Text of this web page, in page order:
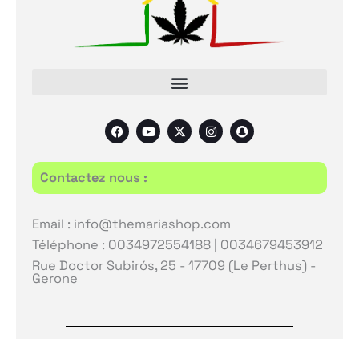
F
a
c
e
b
o
o
Y
o
u
t
e
X
-
t
w
t
r
I
n
s
t
r
m
S
n
a
p
a
Contactez nous :
Email : info@themariashop.com
Téléphone : 0034972554188 | 0034679453912
Rue Doctor Subirós, 25 - 17709 (Le Perthus) -
Gerone